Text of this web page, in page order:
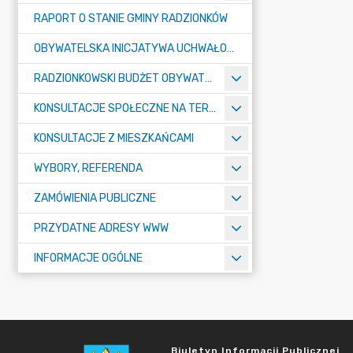
RAPORT O STANIE GMINY RADZIONKÓW
OBYWATELSKA INICJATYWA UCHWAŁODAWCZA
RADZIONKOWSKI BUDŻET OBYWATELSKI
KONSULTACJE SPOŁECZNE NA TERENIE MIASTA RADZIONKÓW
KONSULTACJE Z MIESZKAŃCAMI
WYBORY, REFERENDA
ZAMÓWIENIA PUBLICZNE
PRZYDATNE ADRESY WWW
INFORMACJE OGÓLNE
Biuletyn Informacji Publicznej